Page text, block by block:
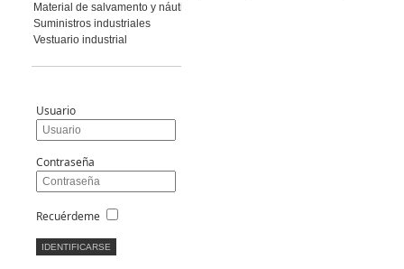
Material de salvamento y náutica
Suministros industriales
Vestuario industrial
Usuario
Contraseña
Recuérdeme